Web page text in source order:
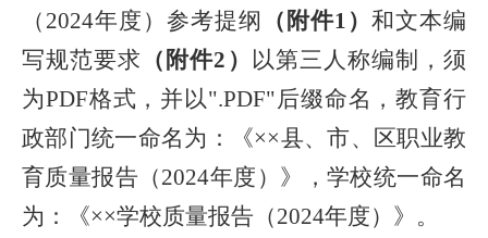
（ 2024年度）参考提纲 （附件1 ） 和文本编
写规范要求 （附件2 ）
以第三人称编制，须
为PDF格式，并以".PDF"后缀命名，教育行
政部门统一命名为：《××县、市、区职业教
育质量报告（2024年度）》，学校统一命名
为：《××学校质量报告（2024年度）》。